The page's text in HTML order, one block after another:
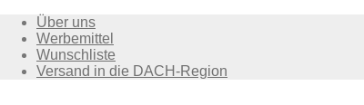
Über uns
Werbemittel
Wunschliste
Versand in die DACH-Region